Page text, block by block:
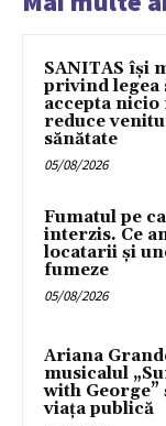
SANITAS își
privind legea
accepta
reduce
sănătate
05/08/2026
Fumatul pe
interzis. Ce
locatarii și
fumeze
05/08/2026
Ariana
musicalul
with George”
viața publică